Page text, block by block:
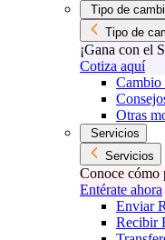
Tipo de
Tipo de
¡Gana con el
Cotiza aquí
Cambio
Otras
Servicios
Servicios
Conoce cómo
Entérate ahora
Enviar
Recibir